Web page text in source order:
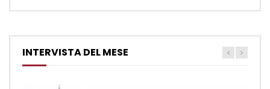
INTERVISTA DEL MESE